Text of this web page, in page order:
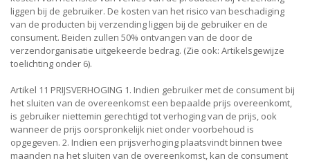
liggen bij de gebruiker. De kosten van het risico van beschadiging
van de producten bij verzending liggen bij de gebruiker en de
consument. Beiden zullen 50% ontvangen van de door de
verzendorganisatie uitgekeerde bedrag. (Zie ook: Artikelsgewijze
toelichting onder 6).
Artikel 11 PRIJSVERHOGING 1. Indien gebruiker met de consument bij
het sluiten van de overeenkomst een bepaalde prijs overeenkomt,
is gebruiker niettemin gerechtigd tot verhoging van de prijs, ook
wanneer de prijs oorspronkelijk niet onder voorbehoud is
opgegeven. 2. Indien een prijsverhoging plaatsvindt binnen twee
maanden na het sluiten van de overeenkomst, kan de consument